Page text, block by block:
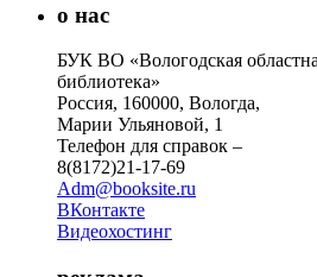
о нас
БУК ВО «Вологодская
библиотека»
Россия, 160000, Вологда,
Марии Ульяновой, 1
Телефон для справок –
8(8172)21-17-69
Adm@booksite.ru
ВКонтакте
Видеохостинг